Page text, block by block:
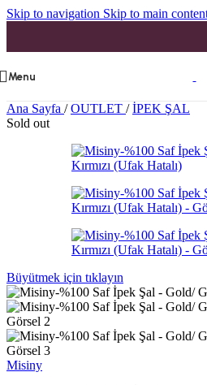
Skip to navigation Skip to main
Menu
Ana Sayfa / OUTLET / İPEK ŞAL
Sold out
Büyütmek için tıklayın
Misiny